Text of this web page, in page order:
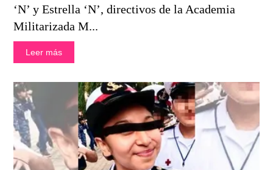
‘N’ y Estrella ‘N’, directivos de la Academia
Militarizada M...
Leer más